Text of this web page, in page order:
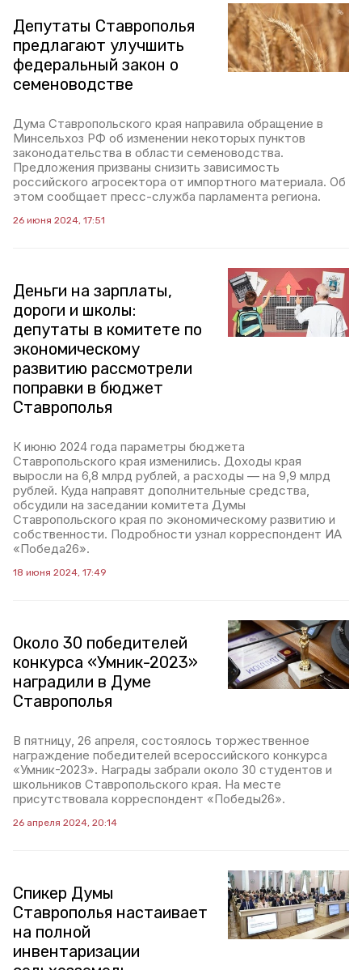
Депутаты Ставрополья
предлагают улучшить
федеральный закон о
семеноводстве
Дума Ставропольского края направила обращение в
Минсельхоз РФ об изменении некоторых пунктов
законодательства в области семеноводства.
Предложения призваны снизить зависимость
российского агросектора от импортного материала. Об
этом сообщает пресс-служба парламента региона.
26 июня 2024, 17:51
Деньги на зарплаты,
дороги и школы:
депутаты в комитете по
экономическому
развитию рассмотрели
поправки в бюджет
Ставрополья
К июню 2024 года параметры бюджета
Ставропольского края изменились. Доходы края
выросли на 6,8 млрд рублей, а расходы — на 9,9 млрд
рублей. Куда направят дополнительные средства,
обсудили на заседании комитета Думы
Ставропольского края по экономическому развитию и
собственности. Подробности узнал корреспондент ИА
«Победа26».
18 июня 2024, 17:49
Около 30 победителей
конкурса «Умник-2023»
наградили в Думе
Ставрополья
В пятницу, 26 апреля, состоялось торжественное
награждение победителей всероссийского конкурса
«Умник-2023». Награды забрали около 30 студентов и
школьников Ставропольского края. На месте
присутствовала корреспондент «Победы26».
26 апреля 2024, 20:14
Спикер Думы
Ставрополья настаивает
на полной
инвентаризации